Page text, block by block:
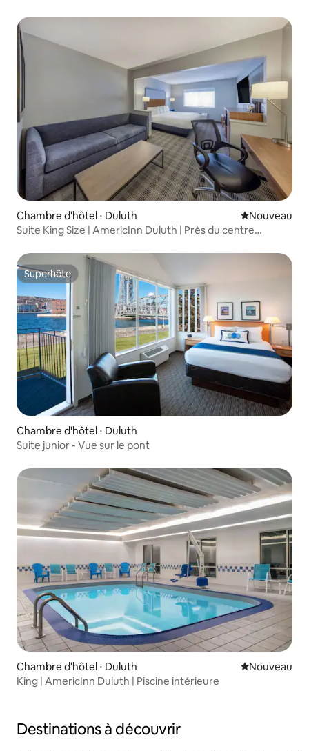
Chambre d'hôtel ⋅ Duluth Nouvel
Nouveau
Suite King Size | AmericInn Duluth | Près du centre
Superhôte
Superhôte
Chambre d'hôtel ⋅ Duluth
Suite junior - Vue sur le pont
Chambre d'hôtel ⋅ Duluth Nouvel
Nouveau
King | AmericInn Duluth | Piscine intérieure
Destinations à découvrir